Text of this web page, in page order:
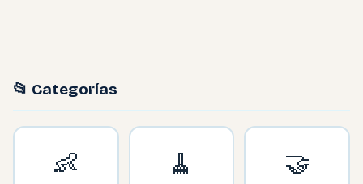
📂 Categorías
👶 🧹 🤝